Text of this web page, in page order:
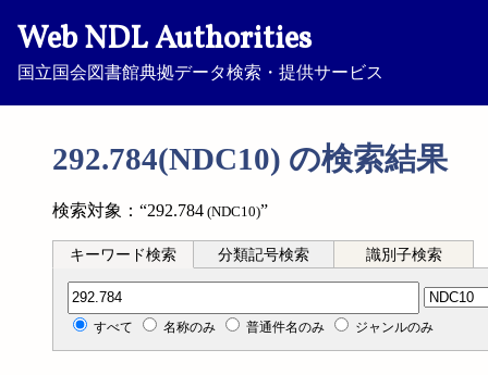
Web NDL Authorities
国立国会図書館典拠データ検索・提供サービス
292.784(NDC10) の検索結果
検索対象：“292.784 (NDC10)”
キーワード検索 分類記号検索 識別子検索
分類記号検索
すべて 名称のみ 普通件名のみ ジャンルのみ